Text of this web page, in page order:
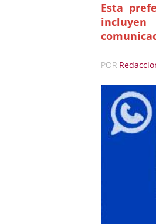
Esta
POR